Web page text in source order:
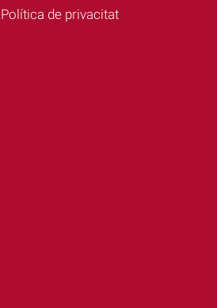
Política de privacitat